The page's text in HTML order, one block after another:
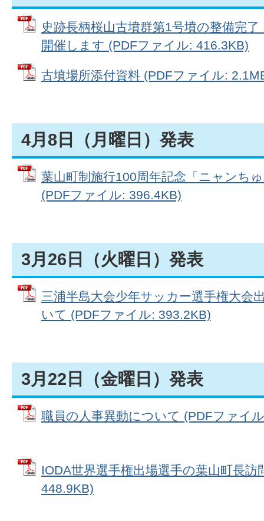
史跡長柄桜山古墳群第1号墳の整備完
開催します (PDFファイル: 416.3KB)
古墳場所添付資料 (PDFファイル:
4月8日（月曜日）発表
葉山町制施行100周年記念「ニャンち
(PDFファイル: 396.4KB)
3月26日（火曜日）発表
三浦半島大会少年サッカー選手権大会
いて (PDFファイル: 393.2KB)
3月22日（金曜日）発表
職員の人事異動について (PDFファイ
IODA世界選手権出場選手の葉山町長
448.9KB)